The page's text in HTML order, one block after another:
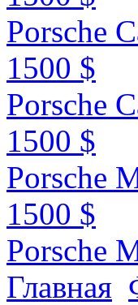
Porsche
1500 $
Porsche
1500 $
Porsche
1500 $
Porsche
Главная